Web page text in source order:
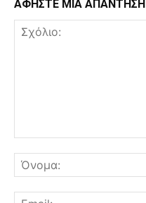
ΑΦΗΣΤΕ ΜΙΑ ΑΠΑΝΤΗΣΗ